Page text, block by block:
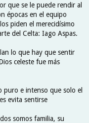
que se le puede rendir al
épocas en el equipo
piden el merecidísimo
del Celta: Iago Aspas.
lo que hay que sentir
celeste fue más
puro e intenso que solo el
evita sentirse
somos familia, su